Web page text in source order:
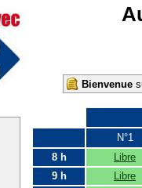
Bienvenue
N°1
8 h
Libre
9 h
Libre